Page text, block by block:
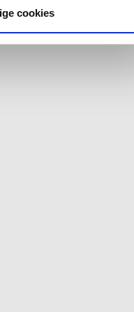
det.
dine
cookies